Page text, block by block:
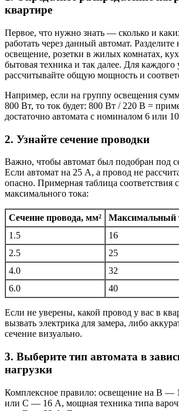
квартире
Первое, что нужно знать — сколько и
работать через данный автомат. Разделите
освещение, розетки в жилых комнатах,
бытовая техника и так далее. Для каждого
рассчитывайте общую мощность и
Например, если на группу освещения
800 Вт, то ток будет: 800 Вт / 220 В =
достаточно автомата с номиналом 6 или
2. Узнайте сечение проводки
Важно, чтобы автомат был подобран под
Если автомат на 25 А, а провод не
опасно. Примерная таблица соответствия
максимального тока:
Сечение провода, мм²
Максимальный
1.5
16
2.5
25
4.0
32
6.0
40
Если не уверены, какой провод у вас в
вызвать электрика для замера, либо
сечение визуально.
3. Выберите тип автомата в
нагрузки
Комплексное правило: освещение на B —
или C — 16 А, мощная техника типа